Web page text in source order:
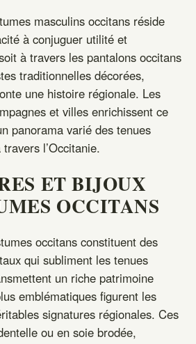
masculins occitans réside
à conjuguer utilité et
à travers les pantalons occitans
traditionnelles décorées,
une histoire régionale. Les
et villes enrichissent ce
panorama varié des tenues
l’Occitanie.
ET BIJOUX
OCCITANS
occitans constituent des
qui subliment les tenues
un riche patrimoine
emblématiques figurent les
signatures régionales. Ces
ou en soie brodée,